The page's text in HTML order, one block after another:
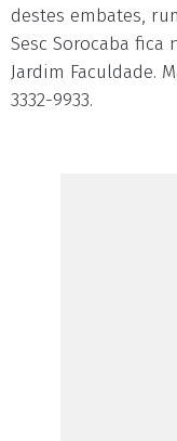
destes embates,
Sesc Sorocaba fica
Jardim Faculdade.
3332-9933.